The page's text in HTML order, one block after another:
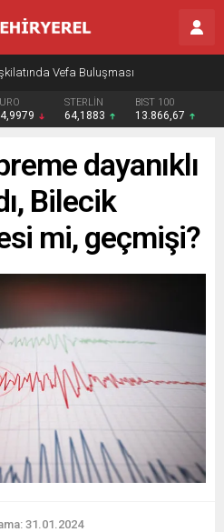
Vefa Buluşması
STERLİN
64,1883
BIST 100
13.866,67
dayanıklı
Bilecik
mi, geçmişi?
31.01.2024